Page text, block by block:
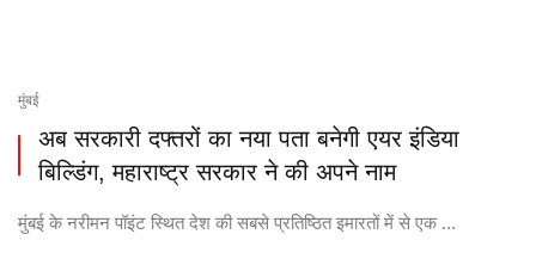
मुंबई
अब सरकारी दफ्तरों का नया पता बनेगी एयर इंडिया
बिल्डिंग, महाराष्ट्र सरकार ने की अपने नाम
मुंबई के नरीमन पॉइंट स्थित देश की सबसे प्रतिष्ठित इमारतों में से एक ...